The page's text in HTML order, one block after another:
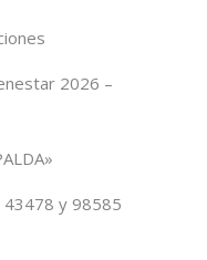
2026 –
43478 y 98585